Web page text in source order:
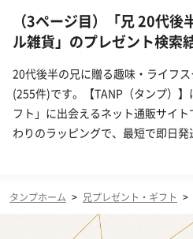
（3ページ目）「兄 20代後
ル雑貨」のプレゼント検索
20代後半の兄に贈る趣味・ライフ
(255件)です。【TANP（タンプ）
フト」に出会えるネット通販サイ
わりのラッピングで、最短で即日発
タンプホーム > 兄プレゼント・ギフト >